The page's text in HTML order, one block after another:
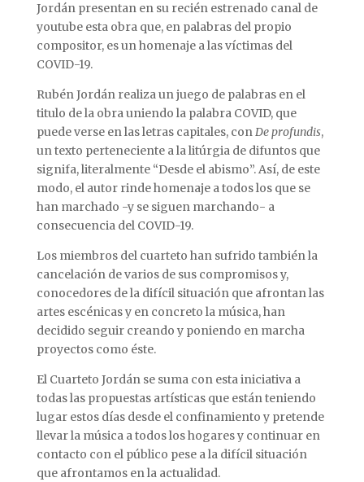
Jordán presentan en su recién estrenado canal de
youtube esta obra que, en palabras del propio
compositor, es un homenaje a las víctimas del
COVID-19.
Rubén Jordán realiza un juego de palabras en el
titulo de la obra uniendo la palabra COVID, que
puede verse en las letras capitales, conDe profundis,
un texto perteneciente a la litúrgia de difuntos que
signifa, literalmente “Desde el abismo”. Así, de este
modo, el autor rinde homenaje a todos los que se
han marchado -y se siguen marchando- a
consecuencia del COVID-19.
Los miembros del cuarteto han sufrido también la
cancelación de varios de sus compromisos y,
conocedores de la difícil situación que afrontan las
artes escénicas y en concreto la música, han
decidido seguir creando y poniendo en marcha
proyectos como éste.
El Cuarteto Jordán se suma con esta iniciativa a
todas las propuestas artísticas que están teniendo
lugar estos días desde el confinamiento y pretende
llevar la música a todos los hogares y continuar en
contacto con el público pese a la difícil situación
que afrontamos en la actualidad.